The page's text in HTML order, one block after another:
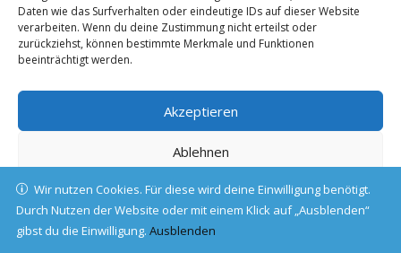
Daten wie das Surfverhalten oder eindeutige IDs auf dieser Website
verarbeiten. Wenn du deine Zustimmung nicht erteilst oder
zurückziehst, können bestimmte Merkmale und Funktionen
beeinträchtigt werden.
Akzeptieren
Ablehnen
Einstellungen ansehen
Cookie-RichtlinieDatenschutz
vorbei!
Wir nutzen Cookies. Für diese wird deine Einwilligung benötigt.
Durch Nutzen der Website oder mit einem Klick auf „Ausblenden“
gibst du die Einwilligung.Ausblenden